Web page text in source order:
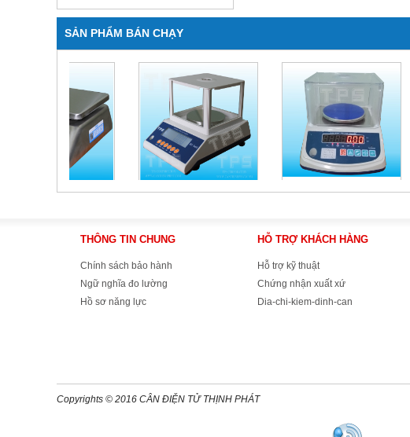
SẢN PHẨM BÁN CHẠY
THÔNG TIN CHUNG
Chính sách bảo hành
Ngữ nghĩa đo lường
Hồ sơ năng lực
HỖ TRỢ KHÁCH HÀNG
Hỗ trợ kỹ thuật
Chứng nhận xuất xứ
Dia-chi-kiem-dinh-can
Copyrights © 2016 CÂN ĐIỆN TỬ THỊNH PHÁT